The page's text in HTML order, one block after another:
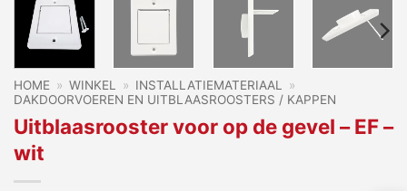
HOME » WINKEL » INSTALLATIEMATERIAAL »
DAKDOORVOEREN EN UITBLAASROOSTERS / KAPPEN
Uitblaasrooster voor op de gevel – EF –
wit